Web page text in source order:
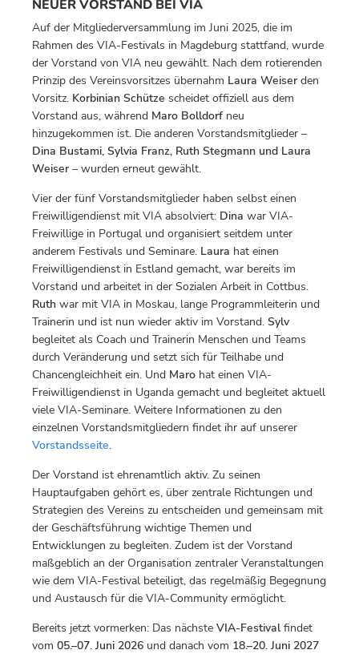
NEUER VORSTAND BEI VIA
Auf der Mitgliederversammlung im Juni 2025, die im
Rahmen des VIA-Festivals in Magdeburg stattfand, wurde
der Vorstand von VIA neu gewählt. Nach dem rotierenden
Prinzip des Vereinsvorsitzes übernahm Laura Weiser den
Vorsitz. Korbinian Schütze scheidet offiziell aus dem
Vorstand aus, während Maro Bolldorf neu
hinzugekommen ist. Die anderen Vorstandsmitglieder –
Dina Bustami, Sylvia Franz, Ruth Stegmann und Laura
Weiser – wurden erneut gewählt.
Vier der fünf Vorstandsmitglieder haben selbst einen
Freiwilligendienst mit VIA absolviert: Dina war VIA-
Freiwillige in Portugal und organisiert seitdem unter
anderem Festivals und Seminare. Laura hat einen
Freiwilligendienst in Estland gemacht, war bereits im
Vorstand und arbeitet in der Sozialen Arbeit in Cottbus.
Ruth war mit VIA in Moskau, lange Programmleiterin und
Trainerin und ist nun wieder aktiv im Vorstand. Sylv
begleitet als Coach und Trainerin Menschen und Teams
durch Veränderung und setzt sich für Teilhabe und
Chancengleichheit ein. Und Maro hat einen VIA-
Freiwilligendienst in Uganda gemacht und begleitet aktuell
viele VIA-Seminare. Weitere Informationen zu den
einzelnen Vorstandsmitgliedern findet ihr auf unserer
Vorstandsseite.
Der Vorstand ist ehrenamtlich aktiv. Zu seinen
Hauptaufgaben gehört es, über zentrale Richtungen und
Strategien des Vereins zu entscheiden und gemeinsam mit
der Geschäftsführung wichtige Themen und
Entwicklungen zu begleiten. Zudem ist der Vorstand
maßgeblich an der Organisation zentraler Veranstaltungen
wie dem VIA-Festival beteiligt, das regelmäßig Begegnung
und Austausch für die VIA-Community ermöglicht.
Bereits jetzt vormerken: Das nächste VIA-Festivalfindet
vom 05.–07. Juni 2026 und danach vom 18.–20. Juni 2027